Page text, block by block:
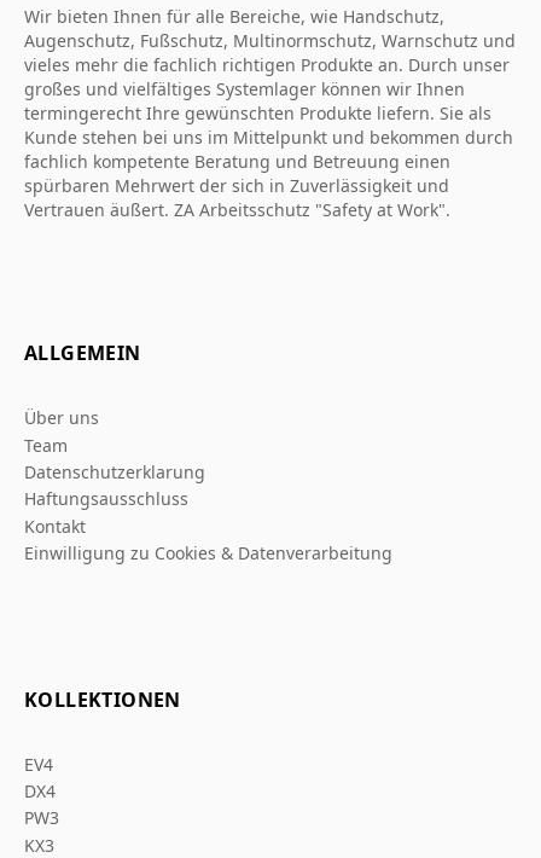
Wir bieten Ihnen für alle Bereiche, wie Handschutz,
Augenschutz, Fußschutz, Multinormschutz, Warnschutz und
vieles mehr die fachlich richtigen Produkte an. Durch unser
großes und vielfältiges Systemlager können wir Ihnen
termingerecht Ihre gewünschten Produkte liefern. Sie als
Kunde stehen bei uns im Mittelpunkt und bekommen durch
fachlich kompetente Beratung und Betreuung einen
spürbaren Mehrwert der sich in Zuverlässigkeit und
Vertrauen äußert. ZA Arbeitsschutz "Safety at Work".
ALLGEMEIN
Über uns
Team
Datenschutzerklarung
Haftungsausschluss
Kontakt
Einwilligung zu Cookies & Datenverarbeitung
KOLLEKTIONEN
EV4
DX4
PW3
KX3